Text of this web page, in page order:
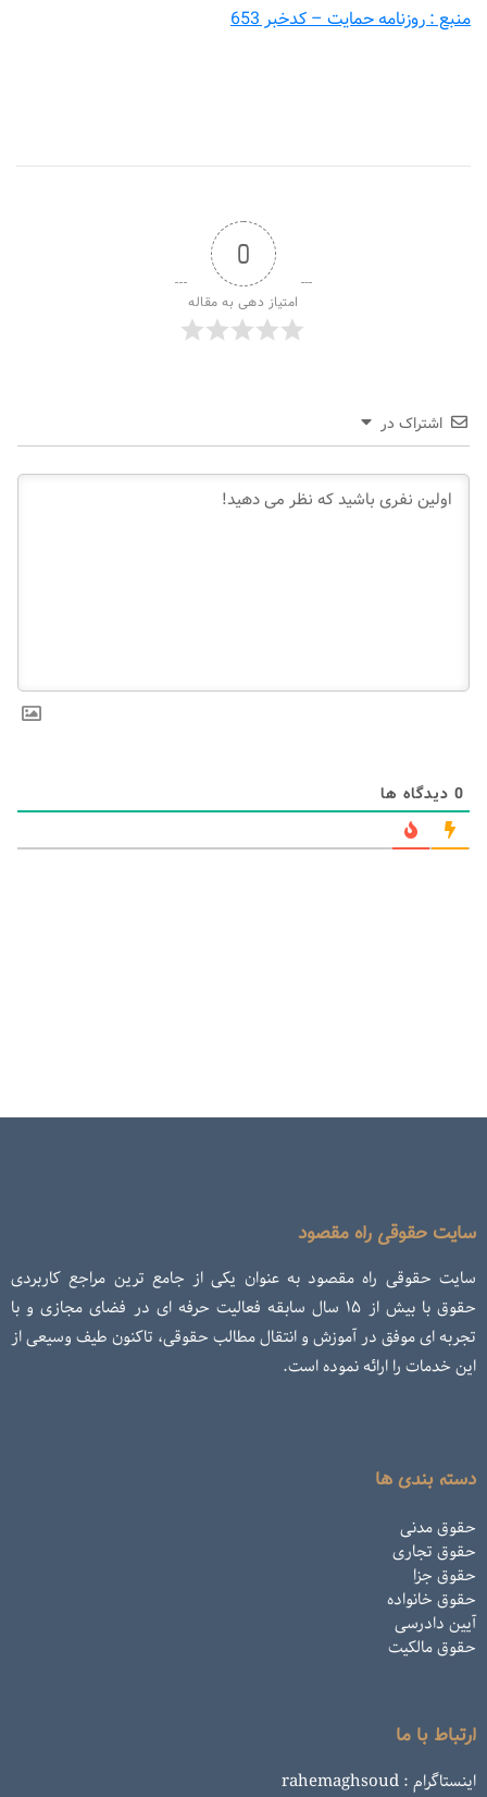
منبع : روزنامه حمایت – کدخبر 653
0
امتیاز دهی به مقاله
اشتراک در
0 دیدگاه ها
سایت حقوقی راه مقصود
سایت حقوقی راه مقصود به عنوان یکی از جامع ترین مراجع کاربردی
حقوق با بیش از ۱۵ سال سابقه فعالیت حرفه ای در فضای مجازی و با
تجربه ای موفق در آموزش و انتقال مطالب حقوقی، تاکنون طیف وسیعی از
این خدمات را ارائه نموده است.
دسته بندی ها
حقوق مدنی
حقوق تجاری
حقوق جزا
حقوق خانواده
آیین دادرسی
حقوق مالکیت
ارتباط با ما
اینستاگرام : rahemaghsoud